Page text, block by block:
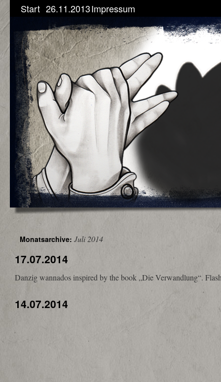
Start 26.11.2013Impressum
Monatsarchive: Juli 2014
17.07.2014
Danzig wannados inspired by the book „Die Verwandlung“.
14.07.2014